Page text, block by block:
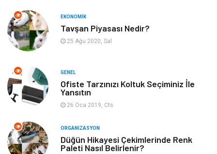
Otomotiv
Tatil
Yeme & İçme Spor
Gençlik & Eğlence Keyif & Hobi
EKONOMIK
Tavşan Piyasası Nedir?
25 Ağu 2020, Sal
GENEL
Ofiste Tarzınızı Koltuk Seçiminiz İle
Yansıtın
26 Oca 2019, Cts
ORGANIZASYON
Düğün Hikayesi Çekimlerinde Renk
Paleti Nasıl Belirlenir?